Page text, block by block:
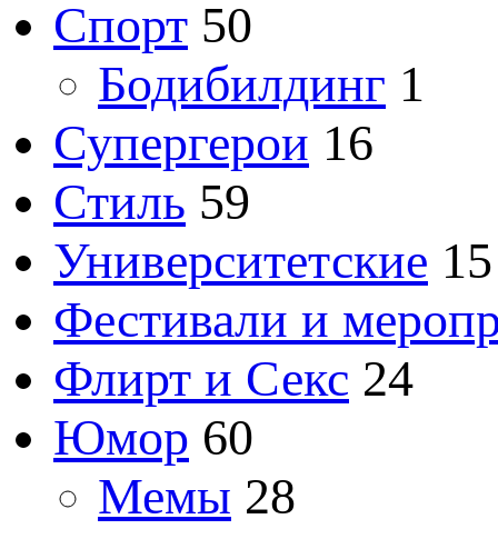
Спорт 50
Бодибилдинг 1
Супергерои 16
Стиль 59
Университетские 15
Фестивали и
Флирт и Секс 24
Юмор 60
Мемы 28